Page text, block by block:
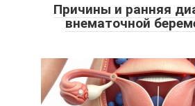
Причины и ранняя
внематочной